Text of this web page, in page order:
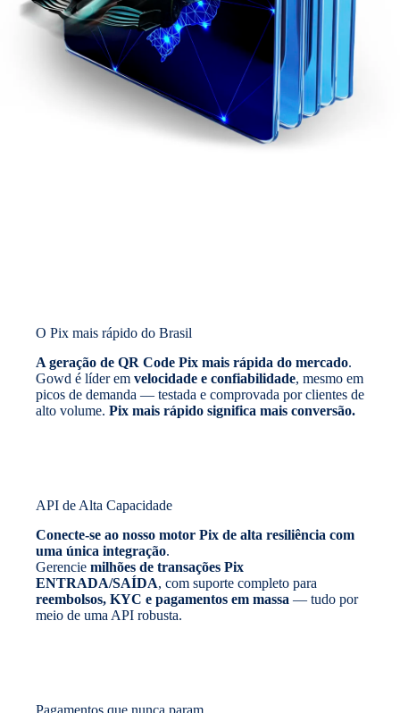
O Pix mais rápido do Brasil
A geração de QR Code Pix mais rápida do mercado.
Gowd é líder em velocidade e confiabilidade, mesmo em
picos de demanda — testada e comprovada por clientes de
alto volume. Pix mais rápido significa mais conversão.
API de Alta Capacidade
Conecte-se ao nosso motor Pix de alta resiliência com
uma única integração.
Gerencie milhões de transações Pix
ENTRADA/SAÍDA, com suporte completo para
reembolsos, KYC e pagamentos em massa — tudo por
meio de uma API robusta.
Pagamentos que nunca param